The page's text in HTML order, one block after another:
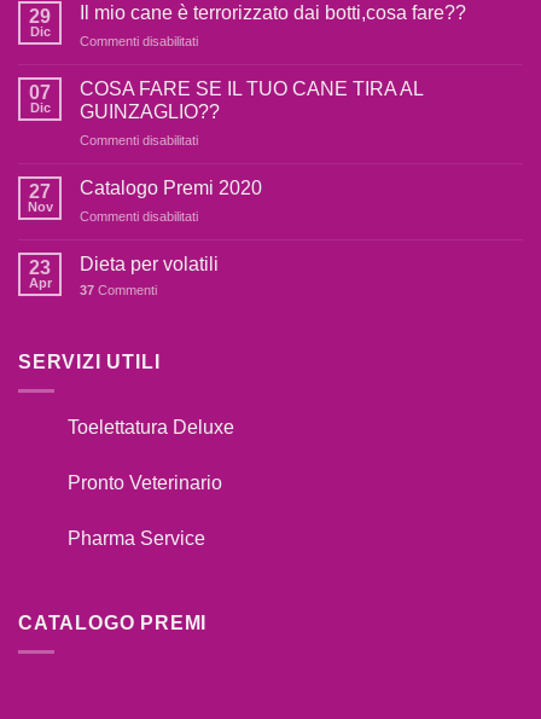
29
Dic
Il mio cane è terrorizzato dai botti,cosa fare??
Commenti disabilitatisu
mio
cane
è
terrorizzato
botti,cosa
07
Dic
COSA FARE SE IL TUO CANE TIRA AL
GUINZAGLIO??
Commenti disabilitatisu
FARE
IL
CANE
27
Nov
Catalogo Premi 2020
Commenti disabilitatisu
Premi
23
Apr
Dieta per volatili
37 Commenti
SERVIZI UTILI
Toelettatura Deluxe
Pronto Veterinario
Pharma Service
CATALOGO PREMI